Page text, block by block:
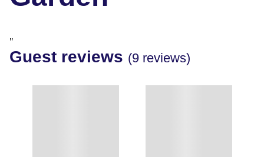
"
Guest reviews (9 reviews)